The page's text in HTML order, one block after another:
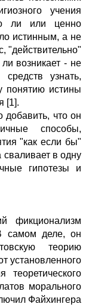
учения
ли или ценно
истинным, а не
"действительно"
возникает - не
узнать,
понятию истины
[1].
добавить, что он
способы,
"как если бы"
в одну
гипотезы и
фикционализм
самом деле, он
теорию
установленного
теоретического
морального
Файхингера